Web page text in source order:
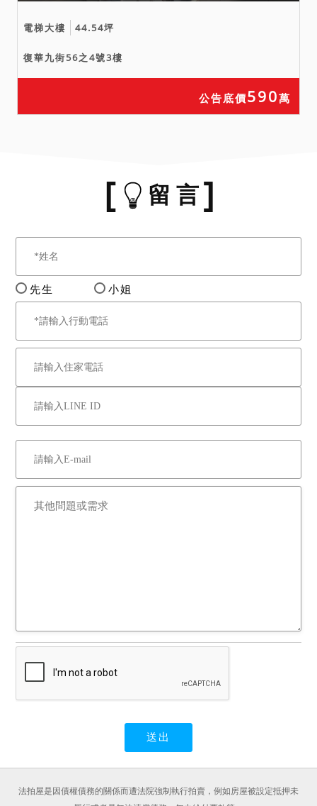
電梯大樓 44.54坪
復華九街56之4號3樓
公告底價590萬
留 言
先生 小姐
法拍屋是因債權債務的關係而遭法院強制執行拍賣，例如房屋被設定抵押未